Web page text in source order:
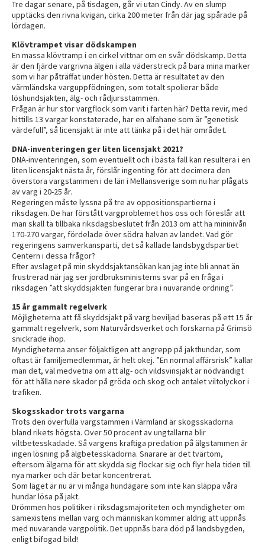
Tre dagar senare, på tisdagen, går vi utan Cindy. Av en slump
upptäcks den rivna kvigan, cirka 200 meter från där jag spårade på
lördagen.
Klövtrampet visar dödskampen
En massa klövtramp i en cirkel vittnar om en svår dödskamp. Detta
är den fjärde vargrivna älgen i alla väderstreck på bara mina marker
som vi har påträffat under hösten. Detta är resultatet av den
värmländska varguppfödningen, som totalt spolierar både
löshundsjakten, älg- och rådjursstammen.
Frågan är hur stor vargflock som varit i farten här? Detta revir, med
hittills 13 vargar konstaterade, har en alfahane som är ”genetisk
värdefull”, så licensjakt är inte att tänka på i det här området.
DNA-inventeringen ger liten licensjakt 2021?
DNA-inventeringen, som eventuellt och i bästa fall kan resultera i en
liten licensjakt nästa år, förslår ingenting för att decimera den
överstora vargstammen i de län i Mellansverige som nu har plågats
av varg i 20-25 år.
Regeringen måste lyssna på tre av oppositionspartierna i
riksdagen. De har förstått vargproblemet hos oss och föreslår att
man skall ta tillbaka riksdagsbeslutet från 2013 om att ha mininivån
170-270 vargar, fördelade över södra halvan av landet. Vad gör
regeringens samverkansparti, det så kallade landsbygdspartiet
Centern i dessa frågor?
Efter avslaget på min skyddsjaktansökan kan jag inte bli annat än
frustrerad när jag ser jordbruksministerns svar på en fråga i
riksdagen ”att skyddsjakten fungerar bra i nuvarande ordning”.
15 år gammalt regelverk
Möjligheterna att få skyddsjakt på varg beviljad baseras på ett 15 år
gammalt regelverk, som Naturvårdsverket och forskarna på Grimsö
snickrade ihop.
Myndigheterna anser följaktligen att angrepp på jakthundar, som
oftast är familjemedlemmar, är helt okej. ”En normal affärsrisk” kallar
man det, väl medvetna om att älg- och vildsvinsjakt är nödvändigt
för att hålla nere skador på gröda och skog och antalet viltolyckor i
trafiken.
Skogsskador trots vargarna
Trots den överfulla vargstammen i Värmland är skogsskadorna
bland rikets högsta. Över 50 procent av ungtallarna blir
viltbetesskadade. Så vargens kraftiga predation på älgstammen är
ingen lösning på älgbetesskadorna. Snarare är det tvärtom,
eftersom älgarna för att skydda sig flockar sig och flyr hela tiden till
nya marker och där betar koncentrerat.
Som läget är nu är vi många hundägare som inte kan släppa våra
hundar lösa på jakt.
Drömmen hos politiker i riksdagsmajoriteten och myndigheter om
samexistens mellan varg och människan kommer aldrig att uppnås
med nuvarande vargpolitik. Det uppnås bara död på landsbygden,
enligt bifogad bild!